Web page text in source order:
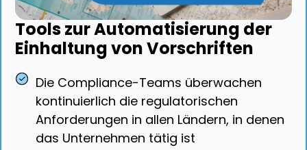
Tools zur Automatisierung der
Einhaltung von Vorschriften
Die Compliance-Teams überwachen
kontinuierlich die regulatorischen
Anforderungen in allen Ländern, in denen
das Unternehmen tätig ist